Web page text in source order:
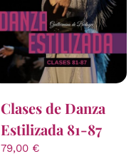
Clases de Danza
Estilizada 81-87
79,00 €